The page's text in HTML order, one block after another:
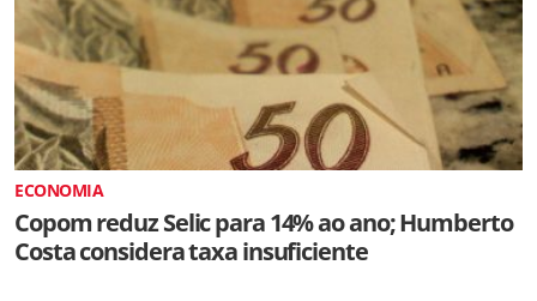
ECONOMIA
Copom reduz Selic para 14% ao ano; Humberto
Costa considera taxa insuficiente